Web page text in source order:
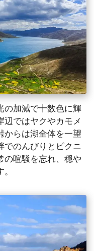
の加減で十数色に輝
辺ではヤクやカモメ
からは湖全体を一望
でのんびりとピクニ
の喧騒を忘れ、穏や